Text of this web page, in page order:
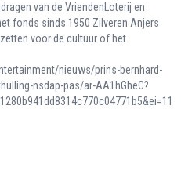
van de VriendenLoterij en
fonds sinds 1950 Zilveren Anjers
voor de cultuur of het
nieuws/prins-bernhard-
nsdap-pas/ar-AA1hGheC?